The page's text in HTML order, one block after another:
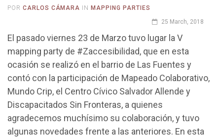
POR CARLOS CÁMARA IN
MAPPING PARTIES
25 March, 2018
El pasado viernes 23 de Marzo tuvo lugar la V
mapping party de #Zaccesibilidad, que en esta
ocasión se realizó en el barrio de Las Fuentes y
contó con la participación de Mapeado Colaborativo,
Mundo Crip, el Centro Cívico Salvador Allende y
Discapacitados Sin Fronteras, a quienes
agradecemos muchísimo su colaboración, y tuvo
algunas novedades frente a las anteriores. En esta